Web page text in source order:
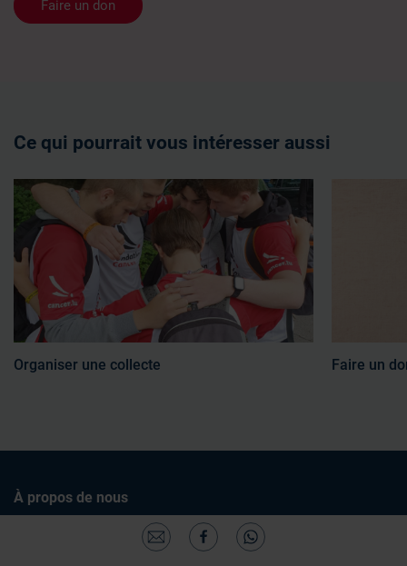
Faire un don
Ce qui pourrait vous intéresser aussi
Organiser une collecte Faire un
À propos de nous